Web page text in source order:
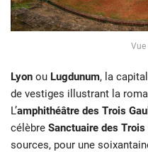
Vue
Lyon ou Lugdunum, la
de vestiges illustrant la
L’amphithéâtre des Trois
célèbre Sanctuaire des Trois
sources, pour une